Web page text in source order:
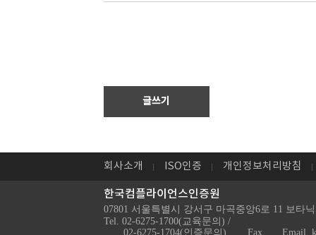
글쓰기
회사소개 ISO인증 개인정보처리방침
한국컴플라이언스인증원
07801 서울특별시 강서구 마곡중앙6로 11 보타
Tel. 02-6275-1700(교육문의) /
02-6275-1704(인증문의)
Fax. Email.